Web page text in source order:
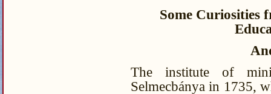
Some Curiosities
The institute of
Selmecbánya in 1735,